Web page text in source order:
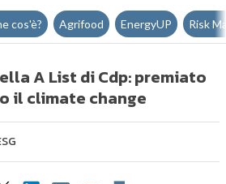
cos'è? Agrifood EnergyUP Risk
A List di Cdp: premiato
il climate change